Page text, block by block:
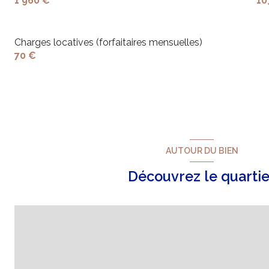
Charges locatives (forfaitaires mensuelles)
70 €
AUTOUR DU BIEN
Découvrez le